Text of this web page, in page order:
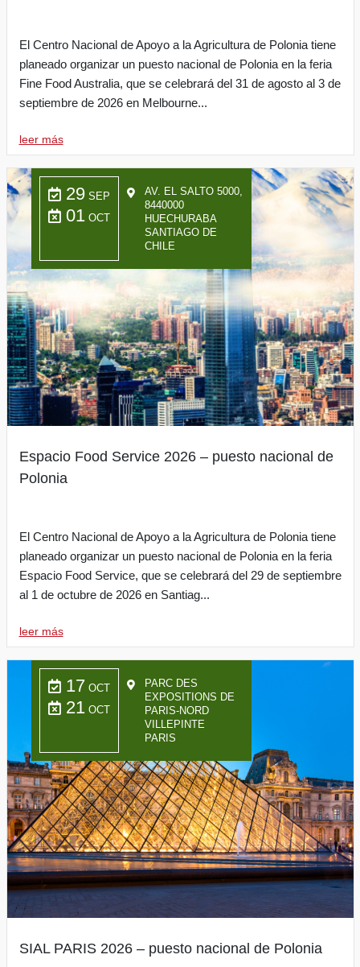
El Centro Nacional de Apoyo a la Agricultura de Polonia tiene
planeado organizar un puesto nacional de Polonia en la feria
Fine Food Australia, que se celebrará del 31 de agosto al 3 de
septiembre de 2026 en Melbourne...
leer más
29 SEP
01 OCT
AV. EL SALTO 5000,
8440000
HUECHURABA
SANTIAGO DE
CHILE
Espacio Food Service 2026 – puesto nacional de
Polonia
El Centro Nacional de Apoyo a la Agricultura de Polonia tiene
planeado organizar un puesto nacional de Polonia en la feria
Espacio Food Service, que se celebrará del 29 de septiembre
al 1 de octubre de 2026 en Santiag...
leer más
17 OCT
21 OCT
PARC DES
EXPOSITIONS DE
PARIS-NORD
VILLEPINTE
PARIS
SIAL PARIS 2026 – puesto nacional de Polonia